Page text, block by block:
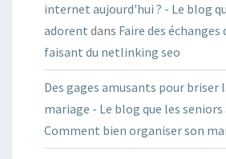
internet aujourd'hui ? - Le blog
adorent dans Faire des échanges
faisant du netlinking seo
Des gages amusants pour briser
mariage - Le blog que les
Comment bien organiser son